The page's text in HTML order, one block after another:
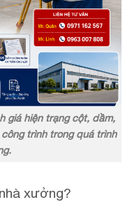
giá hiện trạng cột, dầm,
trình trong quá trình
xưởng?